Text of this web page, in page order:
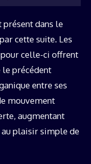
dans le
cette suite. Les
celle-ci offrent
précédent
entre ses
mouvement
augmentant
plaisir simple de